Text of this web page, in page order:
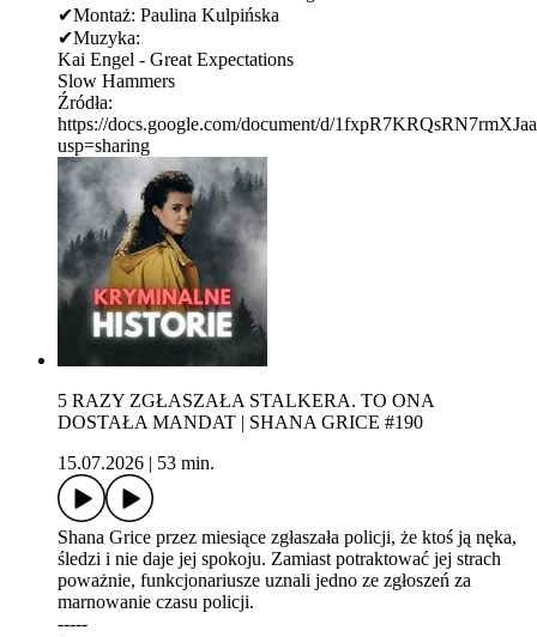
✔Montaż: Paulina Kulpińska
✔Muzyka:
Kai Engel - Great Expectations
Slow Hammers
Źródła:
https://docs.google.com/document/d/
usp=sharing
5 RAZY ZGŁASZAŁA STALKERA. TO ONA
DOSTAŁA MANDAT | SHANA GRICE #190
15.07.2026
53 min.
Shana Grice przez miesiące zgłaszała policji, że ktoś ją nęka,
śledzi i nie daje jej spokoju. Zamiast potraktować jej strach
poważnie, funkcjonariusze uznali jedno ze zgłoszeń za
marnowanie czasu policji.
-----